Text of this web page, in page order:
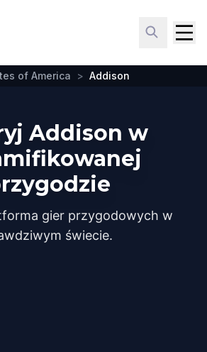
of America > Addison
Addison w
gier przygodowych w
świecie.